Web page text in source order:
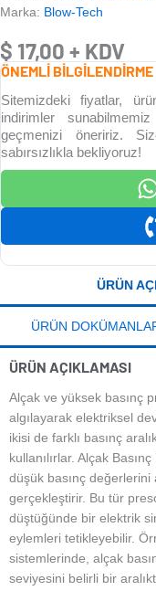
Marka: Blow-Tech
$ 17,00 + KDV
ÖNEMLİ BİLGİLENDİRME
Sitemizdeki fiyatlar,
indirimler
geçmenizi öneririz.
sabırsızlıkla bekliyoruz!
ÜRÜN
ÜRÜN
ÜRÜN AÇIKLAMASI
Alçak ve yüksek basınç
algılayarak elektriksel
ikisi de farklı basınç
kullanılırlar. Alçak
düşük basınç değerlerini
gerçekleştirir. Bu tür
düştüğünde bir elektrik
eylemleri tetikleyebilir.
sistemlerinde, alçak
seviyesini belirli bir